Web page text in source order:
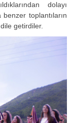
dolayı
toplantıların
getirdiler.